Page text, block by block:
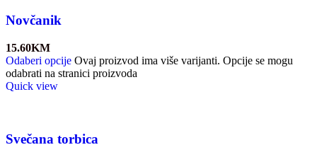
Novčanik
15.60KM
Odaberi opcije Ovaj proizvod ima više varijanti. Opcije se mogu
odabrati na stranici proizvoda
Quick view
Svečana torbica